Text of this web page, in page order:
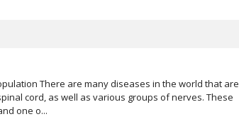
There are many diseases in the world that are
cord, as well as various groups of nerves. These
one o...